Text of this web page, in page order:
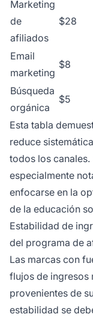
Marketing
de
afiliados
$28
Email
marketing
$8
Búsqueda
orgánica
$5
Esta tabla
reduce
todos los
especialmente
enfocarse en la
de la educación
Estabilidad de
del programa de
Las marcas con
flujos de ingresos
provenientes de
estabilidad se